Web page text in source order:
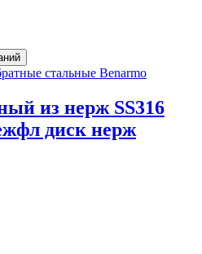
стальные Benarmo
из нерж SS316
диск нерж